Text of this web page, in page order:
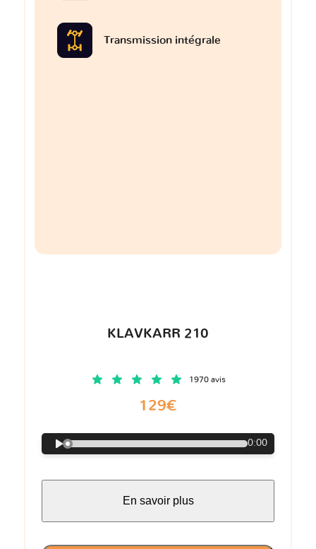
Transmission intégrale
KLAVKARR 210
1970 avis
129€
0:00
En savoir plus